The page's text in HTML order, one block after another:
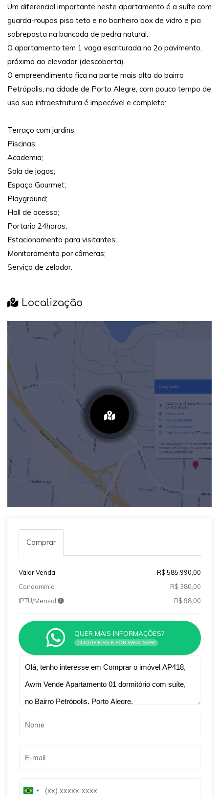
Um diferencial importante neste apartamento é a suíte com
guarda-roupas piso teto e no banheiro box de vidro e pia
sobreposta na bancada de pedra natural.
O apartamento tem 1 vaga escriturada no 2o pavimento,
próximo ao elevador (descoberta).
O empreendimento fica na parte mais alta do bairro
Petrópolis, na cidade de Porto Alegre, com pouco tempo de
uso sua infraestrutura é impecável e completa:
Terraço com jardins;
Piscinas;
Academia;
Sala de jogos;
Espaço Gourmet;
Playground;
Hall de acesso;
Portaria 24horas;
Estacionamento para visitantes;
Monitoramento por câmeras;
Serviço de zelador.
Localização
Comprar
Valor Venda
R$ 585.990,00
Condomínio
R$ 380,00
IPTU/Mensal
R$ 98,00
QUER MAIS INFORMAÇÕES?
CLIQUE E FALE POR WHATSAPP
B